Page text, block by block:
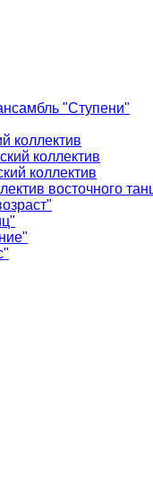
"Ступени"
коллектив
коллектив
коллектив
восточного